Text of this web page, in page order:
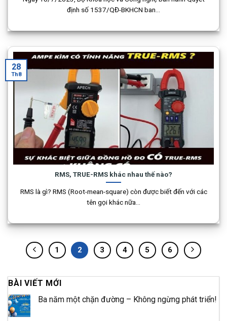
định số 1537/QĐ-BKHCN ban...
RMS, TRUE-RMS khác nhau thế nào?
RMS là gì? RMS (Root-mean-square) còn được biết đến với các
tên gọi khác nữa...
28
Th8
1 2 3 4 5 6
BÀI VIẾT MỚI
Ba năm một chặn đường – Không ngừng phát triển!